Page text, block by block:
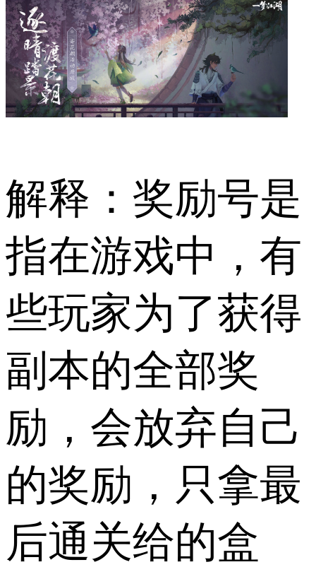
解释：奖励号是
指在游戏中，有
些玩家为了获得
副本的全部奖
励，会放弃自己
的奖励，只拿最
后通关给的盒